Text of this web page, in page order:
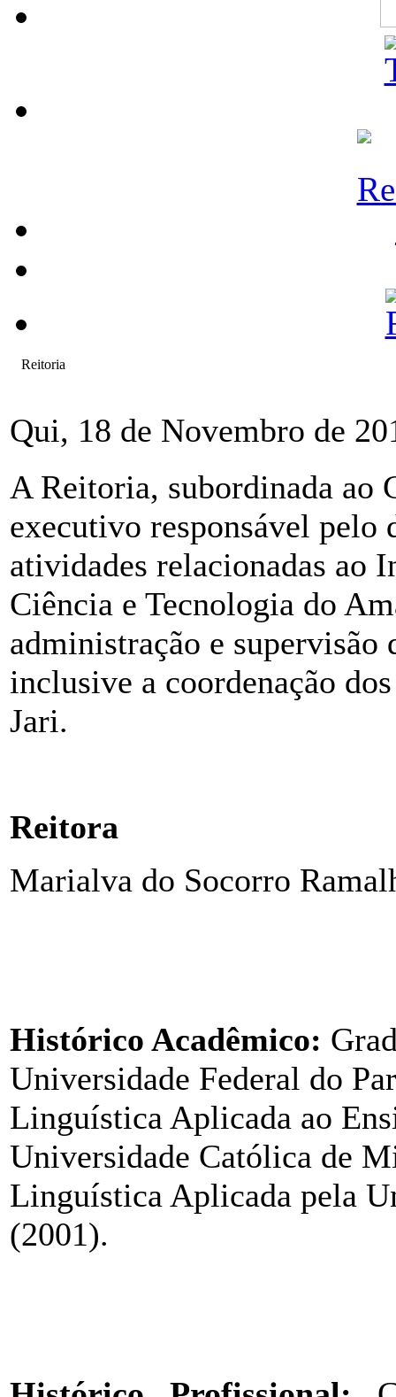
Reitoria
Qui, 18 de Novembro de
A Reitoria, subordinada ao
executivo responsável pelo
atividades relacionadas ao
Ciência e Tecnologia do
administração e supervisão
inclusive a coordenação
Jari.
Reitora
Marialva do Socorro
Histórico Acadêmico:
Universidade Federal do
Linguística Aplicada ao
Universidade Católica de
Linguística Aplicada pela
(2001).